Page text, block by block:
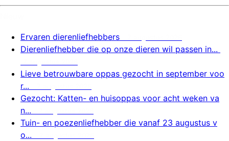
Ervaren dierenliefhebbers
Dierenliefhebber die op onze dieren wil passen in...
Lieve betrouwbare oppas gezocht in september voo
r...
Gezocht: Katten- en huisoppas voor acht weken va
n...
Tuin- en poezenliefhebber die vanaf 23 augustus v
o...